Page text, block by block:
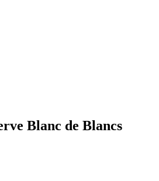
Blanc de Blancs